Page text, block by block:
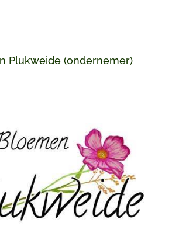
Plukweide (ondernemer)